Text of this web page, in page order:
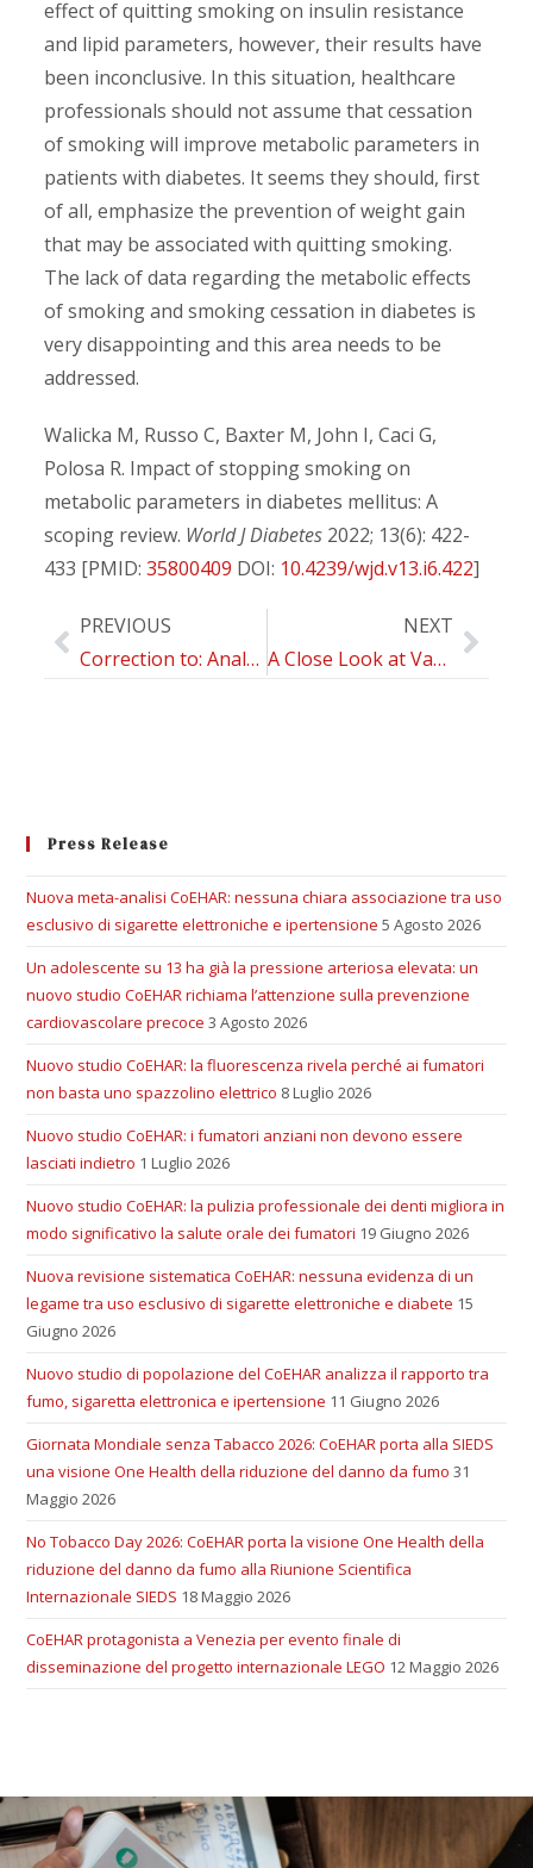
effect of quitting smoking on insulin resistance
and lipid parameters, however, their results have
been inconclusive. In this situation, healthcare
professionals should not assume that cessation
of smoking will improve metabolic parameters in
patients with diabetes. It seems they should, first
of all, emphasize the prevention of weight gain
that may be associated with quitting smoking.
The lack of data regarding the metabolic effects
of smoking and smoking cessation in diabetes is
very disappointing and this area needs to be
addressed.
Walicka M, Russo C, Baxter M, John I, Caci G,
Polosa R. Impact of stopping smoking on
metabolic parameters in diabetes mellitus: A
scoping review. World J Diabetes 2022; 13(6): 422-
433 [PMID:35800409 DOI: 10.4239/wjd.v13.i6.422]
PREVIOUS
Correction to: Analysis of common methodological flaws in the highest cited e-cigarette epidemiology research
NEXT
A Close Look at Vaping in Adolescents and Young Adults
Press Release
Nuova meta-analisi CoEHAR: nessuna chiara associazione tra uso
esclusivo di sigarette elettroniche e ipertensione 5 Agosto 2026
Un adolescente su 13 ha già la pressione arteriosa elevata: un
nuovo studio CoEHAR richiama l’attenzione sulla prevenzione
cardiovascolare precoce 3 Agosto 2026
Nuovo studio CoEHAR: la fluorescenza rivela perché ai fumatori
non basta uno spazzolino elettrico 8 Luglio 2026
Nuovo studio CoEHAR: i fumatori anziani non devono essere
lasciati indietro 1 Luglio 2026
Nuovo studio CoEHAR: la pulizia professionale dei denti migliora in
modo significativo la salute orale dei fumatori 19 Giugno 2026
Nuova revisione sistematica CoEHAR: nessuna evidenza di un
legame tra uso esclusivo di sigarette elettroniche e diabete 15
Giugno 2026
Nuovo studio di popolazione del CoEHAR analizza il rapporto tra
fumo, sigaretta elettronica e ipertensione 11 Giugno 2026
Giornata Mondiale senza Tabacco 2026: CoEHAR porta alla SIEDS
una visione One Health della riduzione del danno da fumo 31
Maggio 2026
No Tobacco Day 2026: CoEHAR porta la visione One Health della
riduzione del danno da fumo alla Riunione Scientifica
Internazionale SIEDS 18 Maggio 2026
CoEHAR protagonista a Venezia per evento finale di
disseminazione del progetto internazionale LEGO 12 Maggio 2026